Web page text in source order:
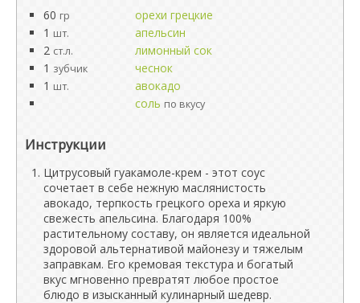
60 гр
орехи грецкие
1 шт.
апельсин
2 ст.л.
лимонный сок
1 зубчик
чеснок
1 шт.
авокадо
соль по вкусу
Инструкции
Цитрусовый гуакамоле-крем - этот соус
сочетает в себе нежную маслянистость
авокадо, терпкость грецкого ореха и яркую
свежесть апельсина. Благодаря 100%
растительному составу, он является идеальной
здоровой альтернативой майонезу и тяжелым
заправкам. Его кремовая текстура и богатый
вкус мгновенно превратят любое простое
блюдо в изысканный кулинарный шедевр.